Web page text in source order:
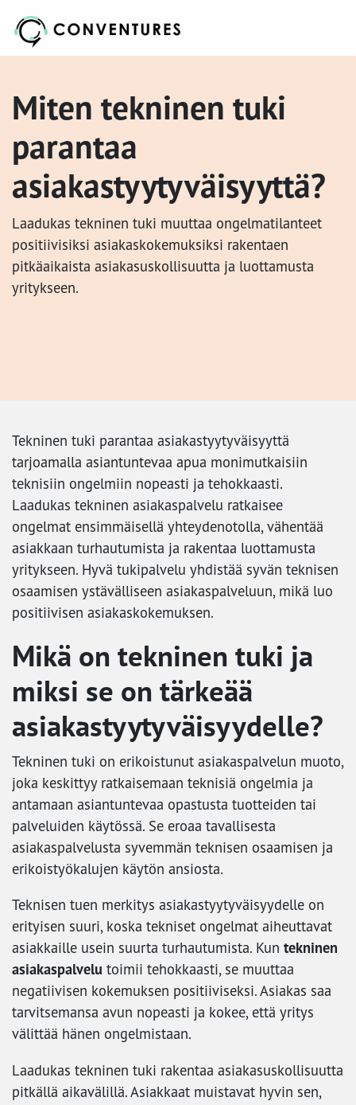
Miten tekninen tuki
parantaa
asiakastyytyväisyyttä?
Laadukas tekninen tuki muuttaa ongelmatilanteet
positiivisiksi asiakaskokemuksiksi rakentaen
pitkäaikaista asiakasuskollisuutta ja luottamusta
yritykseen.
Tekninen tuki parantaa asiakastyytyväisyyttä
tarjoamalla asiantuntevaa apua monimutkaisiin
teknisiin ongelmiin nopeasti ja tehokkaasti.
Laadukas tekninen asiakaspalvelu ratkaisee
ongelmat ensimmäisellä yhteydenotolla, vähentää
asiakkaan turhautumista ja rakentaa luottamusta
yritykseen. Hyvä tukipalvelu yhdistää syvän teknisen
osaamisen ystävälliseen asiakaspalveluun, mikä luo
positiivisen asiakaskokemuksen.
Mikä on tekninen tuki ja
miksi se on tärkeää
asiakastyytyväisyydelle?
Tekninen tuki on erikoistunut asiakaspalvelun muoto,
joka keskittyy ratkaisemaan teknisiä ongelmia ja
antamaan asiantuntevaa opastusta tuotteiden tai
palveluiden käytössä. Se eroaa tavallisesta
asiakaspalvelusta syvemmän teknisen osaamisen ja
erikoistyökalujen käytön ansiosta.
Teknisen tuen merkitys asiakastyytyväisyydelle on
erityisen suuri, koska tekniset ongelmat aiheuttavat
asiakkaille usein suurta turhautumista. Kun tekninen
asiakaspalvelu toimii tehokkaasti, se muuttaa
negatiivisen kokemuksen positiiviseksi. Asiakas saa
tarvitsemansa avun nopeasti ja kokee, että yritys
välittää hänen ongelmistaan.
Laadukas tekninen tuki rakentaa asiakasuskollisuutta
pitkällä aikavälillä. Asiakkaat muistavat hyvin sen,